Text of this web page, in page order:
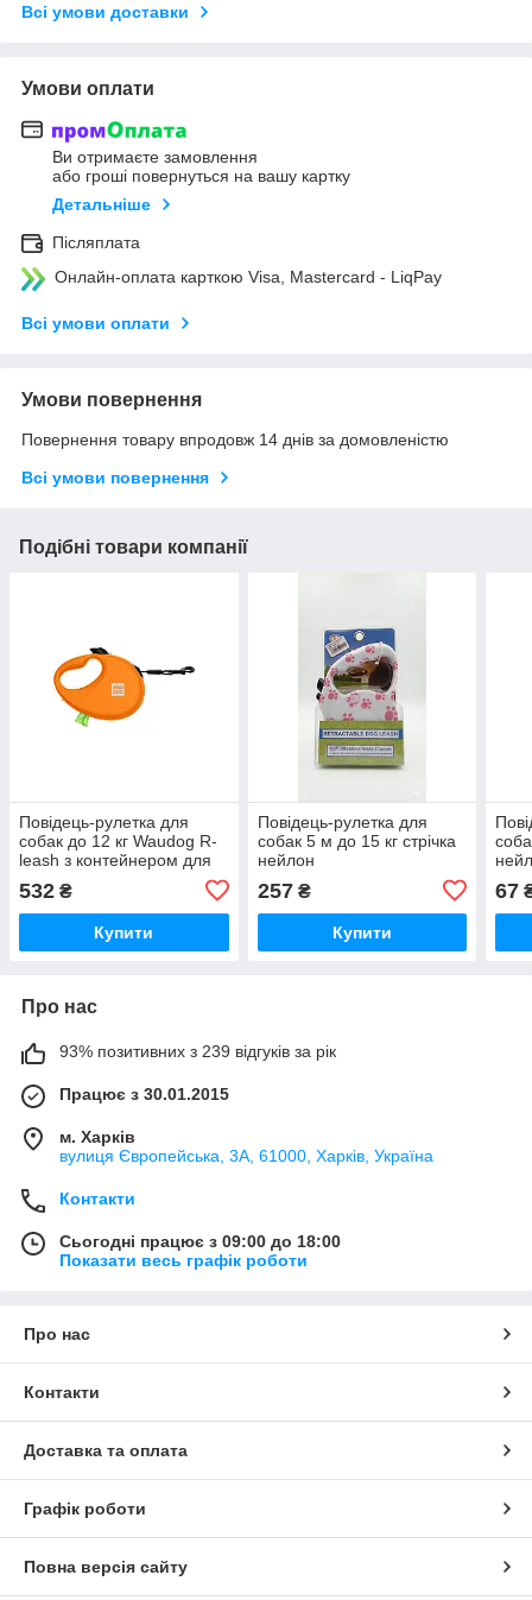
Всі умови доставки
Умови оплати
Ви отримаєте замовлення
або гроші повернуться на вашу картку
Детальніше
Післяплата
Онлайн-оплата карткою Visa, Mastercard - LiqPay
Всі умови оплати
Умови повернення
Повернення товару впродовж 14 днів за домовленістю
Всі умови повернення
Подібні товари компанії
Повідець-рулетка для
собак до 12 кг Waudog R-
leash з контейнером для
пакетів і світловідбивною
стрічкою 3 м помаранчева
Collar
532 ₴
Купити
Повідець-рулетка для
собак 5 м до 15 кг стрічка
нейлон
257₴
Купити
67
Про нас
93% позитивних з 239 відгуків за рік
Працює з 30.01.2015
м. Харків
вулиця Європейська, 3А, 61000, Харків, Україна
Контакти
Сьогодні працює з 09:00 до 18:00
Показати весь графік роботи
Про нас
Контакти
Доставка та оплата
Графік роботи
Повна версія сайту